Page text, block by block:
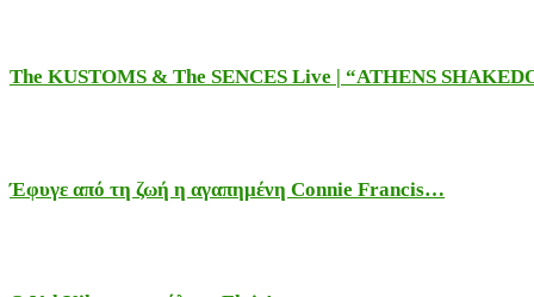
The KUSTOMS & The SENCES Live | “ATHENS
Έφυγε από τη ζωή η αγαπημένη Connie Francis…